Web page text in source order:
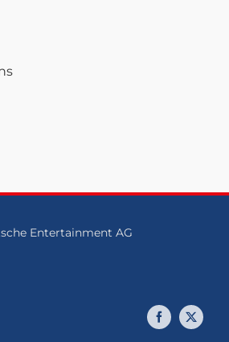
Entertainment AG